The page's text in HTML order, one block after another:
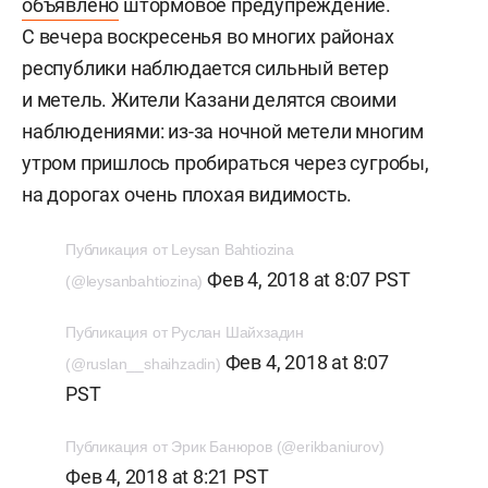
объявлено штормовое предупреждение.
С вечера воскресенья во многих районах
республики наблюдается сильный ветер
и метель. Жители Казани делятся своими
наблюдениями: из-за ночной метели многим
утром пришлось пробираться через сугробы,
на дорогах очень плохая видимость.
Публикация от Leysan Bahtiozina
(@leysanbahtiozina) Фев 4, 2018 at 8:07 PST
Публикация от Руслан Шайхзадин
(@ruslan__shaihzadin) Фев 4, 2018 at 8:07
PST
Публикация от Эрик Банюров (@erikbaniurov)
Фев 4, 2018 at 8:21 PST